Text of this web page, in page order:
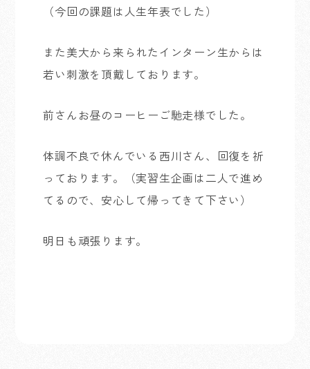
（今回の課題は人生年表でした）
また美大から来られたインターン生からは
若い刺激を頂戴しております。
前さんお昼のコーヒーご馳走様でした。
体調不良で休んでいる西川さん、回復を祈
っております。（実習生企画は二人で進め
てるので、安心して帰ってきて下さい）
明日も頑張ります。